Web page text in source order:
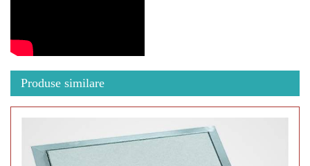
Produse similare